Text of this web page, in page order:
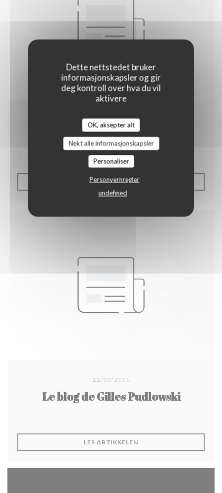
Dette nettstedet bruker
informasjonskapsler og gir
deg kontroll over hva du vil
aktivere
OK, aksepter alt
Nekt alle informasjonskapsler
Personaliser
Personvernregler
undefined
15/07/2011
Le petit futé
LES ARTIKKELEN((ÅPNER I ET NYTT
11/03/2011
Le blog de Gilles Pudlowski
LES ARTIKKELEN((ÅPNER I ET NYTT